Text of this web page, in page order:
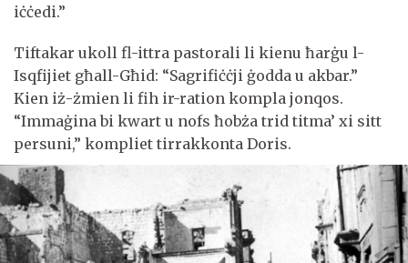
iċċedi.”
Tiftakar ukoll fl-ittra pastorali li kienu ħarġu l-
Isqfijiet għall-Għid: “Sagrifiċċji ġodda u akbar.”
Kien iż-żmien li fih ir-ration kompla jonqos.
“Immaġina bi kwart u nofs ħobża trid titma’ xi sitt
persuni,” kompliet tirrakkonta Doris.